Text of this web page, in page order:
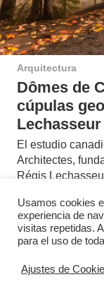
Arquitectura
Dômes de
cúpulas
El estudio
Architectes,
Régis
Deja
Usamos cookies
experiencia de
visitas repetidas.
para el uso de
Ajustes de